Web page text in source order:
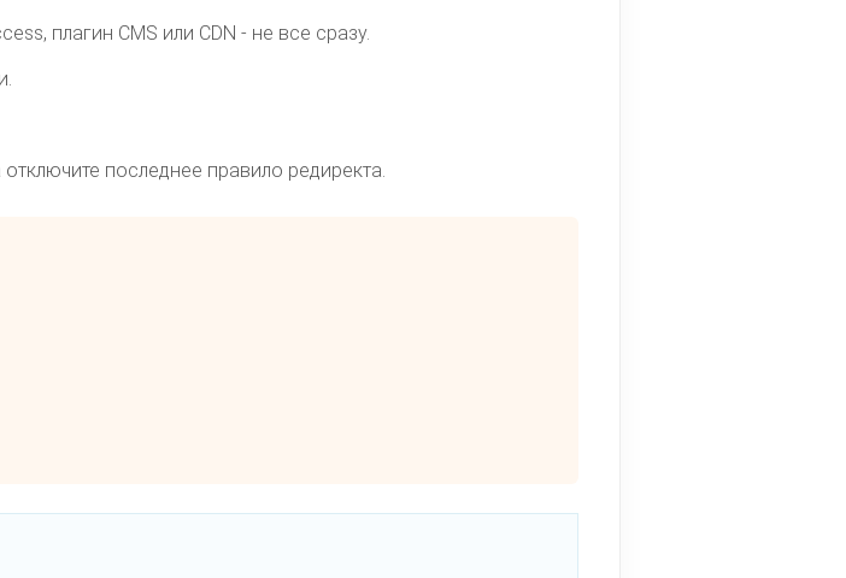
плагин CMS или CDN - не все сразу.
последнее правило редиректа.